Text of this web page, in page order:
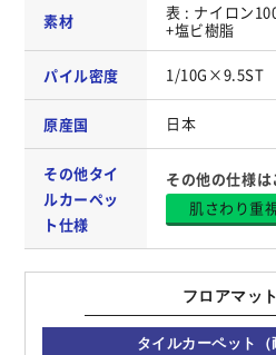
素材
表 : ナイロン
+塩ビ樹脂
パイル密度 1/10G×9.5ST
原産国 日本
その他タイ
ルカーペッ
ト仕様
その他の仕様は
肌さわり重
フロアマッ
タイルカーペット（